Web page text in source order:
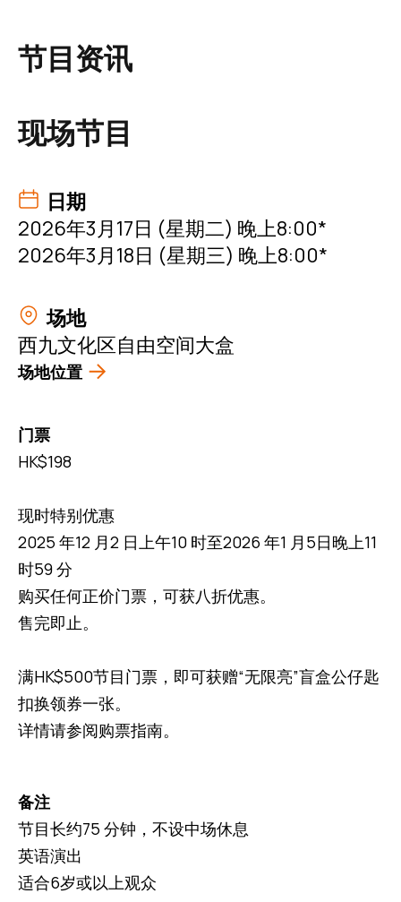
节目资讯
现场节目
日期
2026年3月17日 (星期二) 晚上8:00*
2026年3月18日 (星期三) 晚上8:00*
场地
西九文化区自由空间大盒
场地位置
门票
HK$198
现时特别优惠
2025 年12 月2 日上午10 时至2026 年1 月5日晚上11
时59 分
购买任何正价门票，可获八折优惠。
售完即止。
满HK$500节目门票，即可获赠“无限亮”盲盒公仔匙
扣换领券一张。
详情请参阅购票指南。
备注
节目长约75 分钟，不设中场休息
英语演出
适合6岁或以上观众